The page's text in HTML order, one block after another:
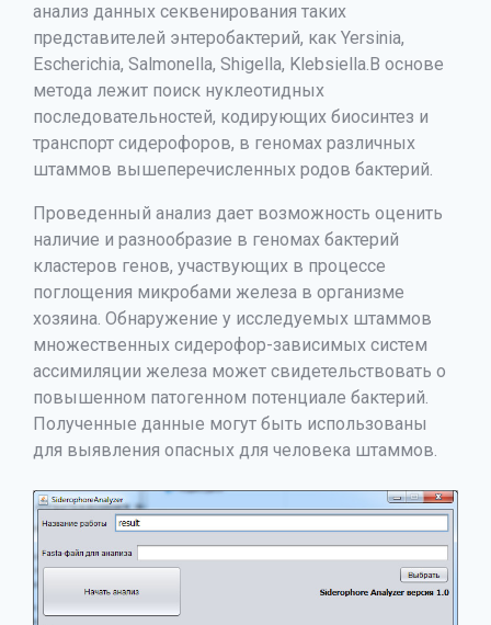
анализ данных секвенирования таких
представителей энтеробактерий, как Yersinia,
Escherichia, Salmonella, Shigella, Klebsiella.В основе
метода лежит поиск нуклеотидных
последовательностей, кодирующих биосинтез и
транспорт сидерофоров, в геномах различных
штаммов вышеперечисленных родов бактерий.
Проведенный анализ дает возможность оценить
наличие и разнообразие в геномах бактерий
кластеров генов, участвующих в процессе
поглощения микробами железа в организме
хозяина. Обнаружение у исследуемых штаммов
множественных сидерофор-зависимых систем
ассимиляции железа может свидетельствовать о
повышенном патогенном потенциале бактерий.
Полученные данные могут быть использованы
для выявления опасных для человека штаммов.